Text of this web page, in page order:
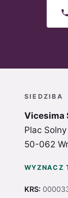
SIEDZIBA
Vicesima
Plac Solny
50-062
WYZNACZ
KRS: